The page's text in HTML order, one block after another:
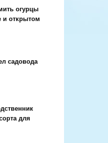
огурцы
и открытом
садовода
для